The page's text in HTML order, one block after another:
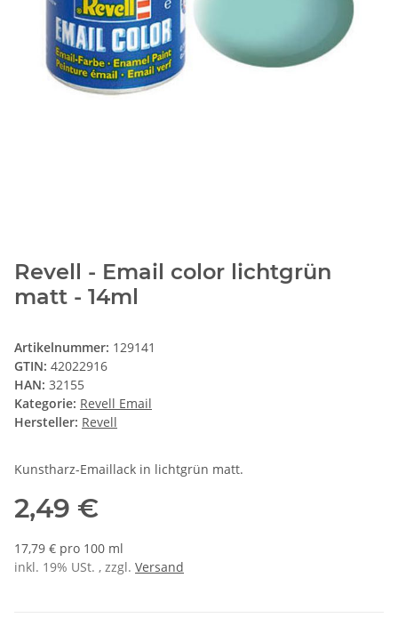
Revell - Email color lichtgrün
matt - 14ml
Artikelnummer: 129141
GTIN: 42022916
HAN: 32155
Kategorie: Revell Email
Hersteller: Revell
Kunstharz-Emaillack in lichtgrün matt.
2,49 €
17,79 € pro 100 ml
inkl. 19% USt. , zzgl. Versand